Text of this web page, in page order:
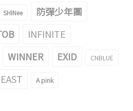
SHINee 防彈少年團
INFINITE
WINNER EXID CNBLUE
A pink